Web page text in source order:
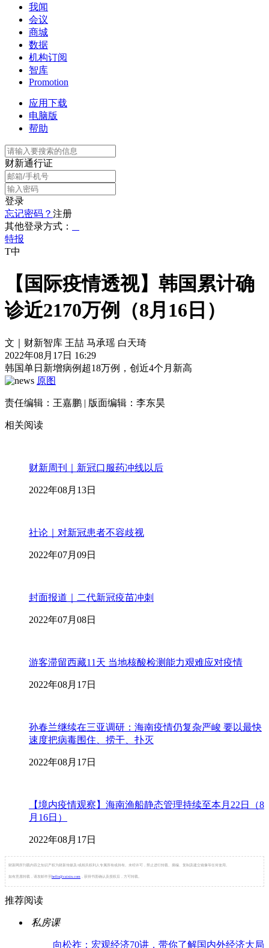
我闻
会议
商城
数据
机构订阅
智库
Promotion
应用下载
电脑版
帮助
财新通行证
登录
忘记密码？ 注册
其他登录方式：
特报
T中
【国际疫情透视】韩国累计确
诊近2170万例（8月16日）
文｜财新智库 王喆 马承瑶 白天琦
2022年08月17日 16:29
韩国单日新增病例超18万例，创近4个月新高
原图
责任编辑：王嘉鹏 | 版面编辑：李东昊
相关阅读
财新周刊｜新冠口服药冲线以后
2022年08月13日
社论｜对新冠患者不容歧视
2022年07月09日
封面报道｜二代新冠疫苗冲刺
2022年07月08日
游客滞留西藏11天 当地核酸检测能力艰难应对疫情
2022年08月17日
孙春兰继续在三亚调研：海南疫情仍复杂严峻 要以最快
速度把病毒围住、捞干、扑灭
2022年08月17日
【境内疫情观察】海南渔船静态管理持续至本月22日（8
月16日）
2022年08月17日
财新网所刊载内容之知识产权为财新传媒及/或相关权利人专属所有或持有。未经许可，禁止进行转载、摘编、复制及建立镜像等任何使用。
如有意愿转载，请发邮件至 hello@caixin.com ，获得书面确认及授权后，方可转载。
推荐阅读
私房课
向松祚：宏观经济70讲，带你了解国内外经济大局